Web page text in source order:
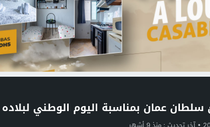
سلطان عمان بمناسبة اليوم الوطني لبلاده